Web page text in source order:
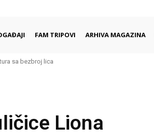
FAM TRIPOVI ARHIVA MAGAZINA
grad je najbolje upoznati kroz njegove ljude i tradiciju
sa bezbroj lica
Liona